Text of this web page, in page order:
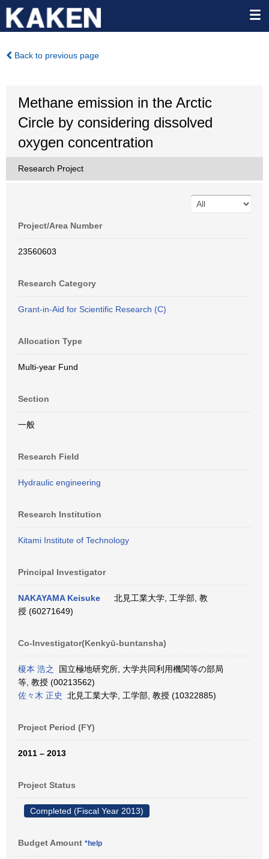
Back to previous page
Methane emission in the Arctic
Circle by considering dissolved
oxygen concentration
Research Project
Project/Area Number
23560603
Research Category
Grant-in-Aid for Scientific Research (C)
Allocation Type
Multi-year Fund
Section
一般
Research Field
Hydraulic engineering
Research Institution
Kitami Institute of Technology
Principal Investigator
NAKAYAMA Keisuke
北見工業大学, 工学部, 教
授 (60271649)
Co-Investigator(Kenkyū-buntansha)
榎本 浩之
国立極地研究所, 大学共同利用機関等の部局
等, 教授 (00213562)
佐々木 正史
北見工業大学, 工学部, 教授 (10322885)
Project Period (FY)
2011 – 2013
Project Status
Completed (Fiscal Year 2013)
Budget Amount *help